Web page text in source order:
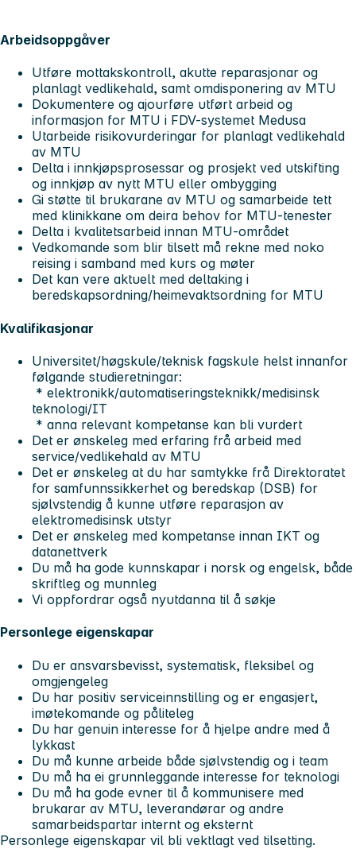
Arbeidsoppgåver
Utføre mottakskontroll, akutte reparasjonar og
planlagt vedlikehald, samt omdisponering av MTU
Dokumentere og ajourføre utført arbeid og
informasjon for MTU i FDV-systemet Medusa
Utarbeide risikovurderingar for planlagt vedlikehald
av MTU
Delta i innkjøpsprosessar og prosjekt ved utskifting
og innkjøp av nytt MTU eller ombygging
Gi støtte til brukarane av MTU og samarbeide tett
med klinikkane om deira behov for MTU-tenester
Delta i kvalitetsarbeid innan MTU-området
Vedkomande som blir tilsett må rekne med noko
reising i samband med kurs og møter
Det kan vere aktuelt med deltaking i
beredskapsordning/heimevaktsordning for MTU
Kvalifikasjonar
Universitet/høgskule/teknisk fagskule helst innanfor
følgande studieretningar:
* elektronikk/automatiseringsteknikk/medisinsk
teknologi/IT
* anna relevant kompetanse kan bli vurdert
Det er ønskeleg med erfaring frå arbeid med
service/vedlikehald av MTU
Det er ønskeleg at du har samtykke frå Direktoratet
for samfunnssikkerhet og beredskap (DSB) for
sjølvstendig å kunne utføre reparasjon av
elektromedisinsk utstyr
Det er ønskeleg med kompetanse innan IKT og
datanettverk
Du må ha gode kunnskapar i norsk og engelsk, både
skriftleg og munnleg
Vi oppfordrar også nyutdanna til å søkje
Personlege eigenskapar
Du er ansvarsbevisst, systematisk, fleksibel og
omgjengeleg
Du har positiv serviceinnstilling og er engasjert,
imøtekomande og påliteleg
Du har genuin interesse for å hjelpe andre med å
lykkast
Du må kunne arbeide både sjølvstendig og i team
Du må ha ei grunnleggande interesse for teknologi
Du må ha gode evner til å kommunisere med
brukarar av MTU, leverandørar og andre
samarbeidspartar internt og eksternt
Personlege eigenskapar vil bli vektlagt ved tilsetting.